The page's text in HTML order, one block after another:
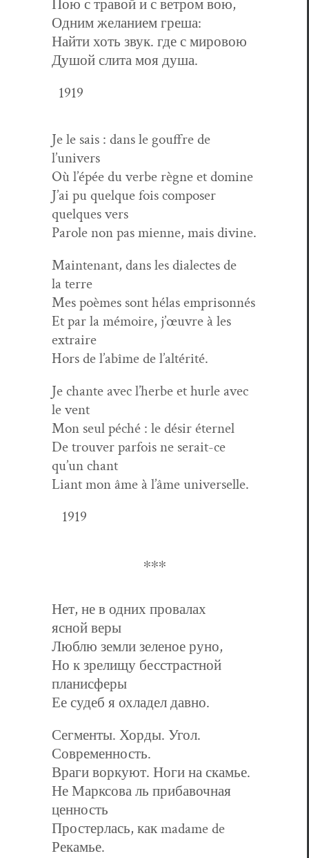
Пою с травой и с ветром вою,
Одним желанием греша:
Найти хоть звук. где с мировою
Душой слита моя душа.
1919
Je le sais : dans le gouf­fre de
l’univers
Où l’épée du verbe règne et domine
J’ai pu quelque fois com­pos­er
quelques vers
Parole non pas mienne, mais divine.
Main­tenant, dans les dialectes de
la terre
Mes poèmes sont hélas emprisonnés
Et par la mémoire, j’œuvre à les
extraire
Hors de l’abîme de l’altérité.
Je chante avec l’herbe et hurle avec
le vent
Mon seul péché : le désir éternel
De trou­ver par­fois ne serait-ce
qu’un chant
Liant mon âme à l’âme universelle.
1919
∗∗∗
Нет, не в одних провалах
ясной веры
Люблю земли зеленое руно,
Но к зрелищу бесстрастной
планисферы
Ее судеб я охладел давно.
Сегменты. Хорды. Угол.
Современность.
Враги воркуют. Ноги на скамье.
Не Марксова ль прибавочная
ценность
Простерлась, как madame de
Рекамье.